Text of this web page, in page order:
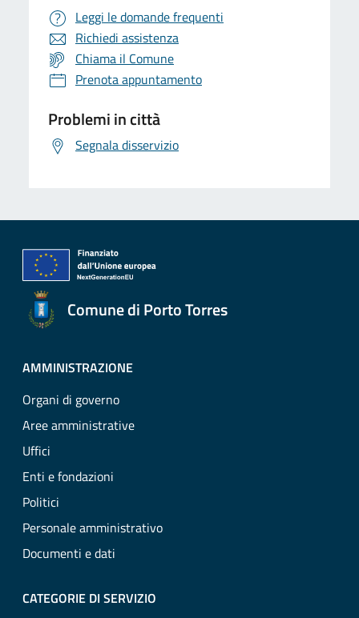
Leggi le domande frequenti
Richiedi assistenza
Chiama il Comune
Prenota appuntamento
Problemi in città
Segnala disservizio
Comune di Porto Torres
AMMINISTRAZIONE
Organi di governo
Aree amministrative
Uffici
Enti e fondazioni
Politici
Personale amministrativo
Documenti e dati
CATEGORIE DI SERVIZIO